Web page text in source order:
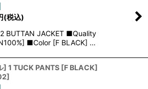
(税込)
BUTTAN JACKET ■Quality
■Color [F BLACK] …
] 1 TUCK PANTS [F BLACK]
]